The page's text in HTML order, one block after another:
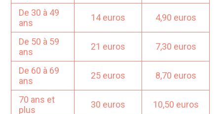
De 30 à 49
ans
14 euros 4,90 euros
De 50 à 59
ans
21 euros 7,30 euros
De 60 à 69
ans
25 euros 8,70 euros
70 ans et
plus
30 euros 10,50 euros